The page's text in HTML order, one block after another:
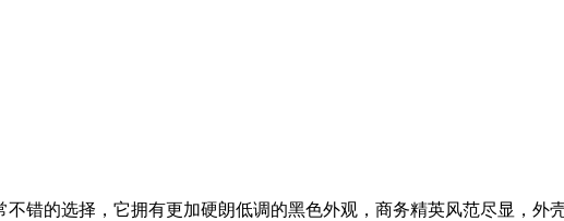
错的选择，它拥有更加硬朗低调的黑色外观，商务精英风范尽显，外